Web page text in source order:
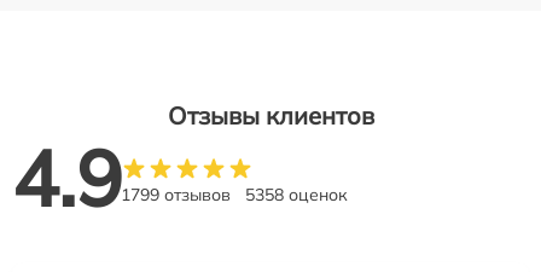
Отзывы клиентов
4.91799 отзывов 5358 оценок